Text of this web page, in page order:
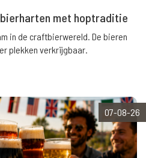
met hoptraditie
in de craftbierwereld. De bieren
plekken verkrijgbaar.
07-08-26